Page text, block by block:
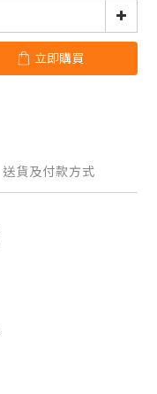
立即購買
送貨及付款方式